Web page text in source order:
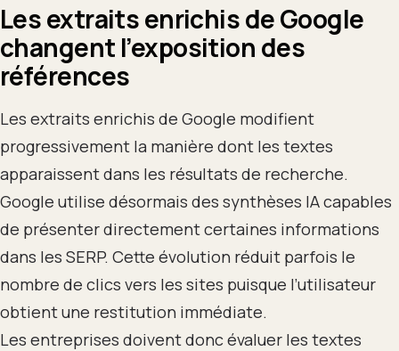
Les extraits enrichis de Google
changent l’exposition des
références
Les extraits enrichis de Google modifient
progressivement la manière dont les textes
apparaissent dans les résultats de recherche.
Google utilise désormais des synthèses IA capables
de présenter directement certaines informations
dans les SERP. Cette évolution réduit parfois le
nombre de clics vers les sites puisque l’utilisateur
obtient une restitution immédiate.
Les entreprises doivent donc évaluer les textes